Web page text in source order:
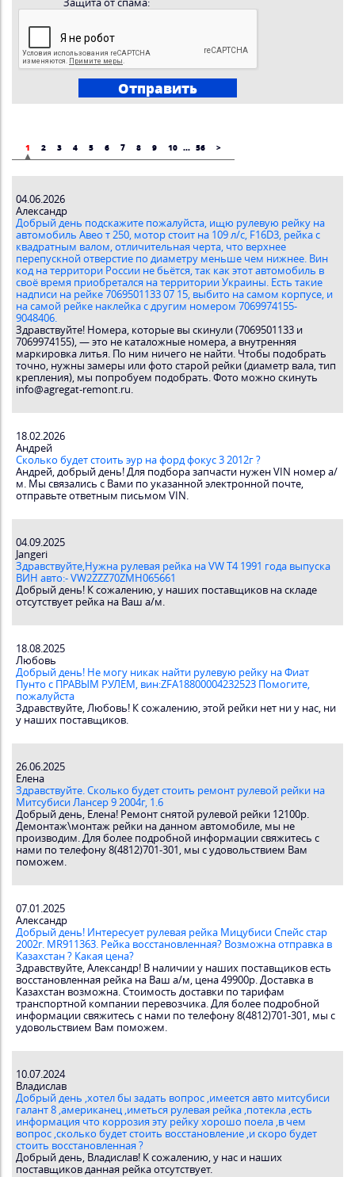
1 2 3 4 5 6 7 8 9 10 ... 56 >
04.06.2026
Александр
Добрый день подскажите пожалуйста, ищю рулевую рейку на
автомобиль Авео т 250, мотор стоит на 109 л/с, F16D3, рейка с
квадратным валом, отличительная черта, что верхнее
перепускной отверстие по диаметру меньше чем нижнее. Вин
код на территори России не бьётся, так как этот автомобиль в
своё время приобретался на территории Украины. Есть такие
надписи на рейке 7069501133 07 15, выбито на самом корпусе, и
на самой рейке наклейка с другим номером 7069974155-
9048406.
Здравствуйте! Номера, которые вы скинули (7069501133 и
7069974155), — это не каталожные номера, а внутренняя
маркировка литья. По ним ничего не найти. Чтобы подобрать
точно, нужны замеры или фото старой рейки (диаметр вала, тип
крепления), мы попробуем подобрать. Фото можно скинуть
info@agregat-remont.ru.
18.02.2026
Андрей
Сколько будет стоить эур на форд фокус 3 2012г ?
Андрей, добрый день! Для подбора запчасти нужен VIN номер а/
м. Мы связались с Вами по указанной электронной почте,
отправьте ответным письмом VIN.
04.09.2025
Jangeri
Здравствуйте,Нужна рулевая рейка на VW T4 1991 года выпуска
ВИН авто:- VW2ZZZ70ZMH065661
Добрый день! К сожалению, у наших поставщиков на складе
отсутствует рейка на Ваш а/м.
18.08.2025
Любовь
Добрый день! Не могу никак найти рулевую рейку на Фиат
Пунто с ПРАВЫМ РУЛЕМ, вин:ZFA18800004232523 Помогите,
пожалуйста
Здравствуйте, Любовь! К сожалению, этой рейки нет ни у нас, ни
у наших поставщиков.
26.06.2025
Елена
Здравствуйте. Сколько будет стоить ремонт рулевой рейки на
Митсубиси Лансер 9 2004г, 1.6
Добрый день, Елена! Ремонт снятой рулевой рейки 12100р.
Демонтаж\монтаж рейки на данном автомобиле, мы не
производим. Для более подробной информации свяжитесь с
нами по телефону 8(4812)701-301, мы с удовольствием Вам
поможем.
07.01.2025
Александр
Добрый день! Интересует рулевая рейка Мицубиси Спейс стар
2002г. MR911363. Рейка восстановленная? Возможна отправка в
Казахстан ? Какая цена?
Здравствуйте, Александр! В наличии у наших поставщиков есть
восстановленная рейка на Ваш а/м, цена 49900р. Доставка в
Казахстан возможна. Стоимость доставки по тарифам
транспортной компании перевозчика. Для более подробной
информации свяжитесь с нами по телефону 8(4812)701-301, мы с
удовольствием Вам поможем.
10.07.2024
Владислав
Добрый день ,хотел бы задать вопрос ,имеется авто митсубиси
галант 8 ,американец ,иметься рулевая рейка ,потекла ,есть
информация что коррозия эту рейку хорошо поела ,в чем
вопрос ,сколько будет стоить восстановление ,и скоро будет
стоить восстановленная ?
Добрый день, Владислав! К сожалению, у нас и наших
поставщиков данная рейка отсутствует.